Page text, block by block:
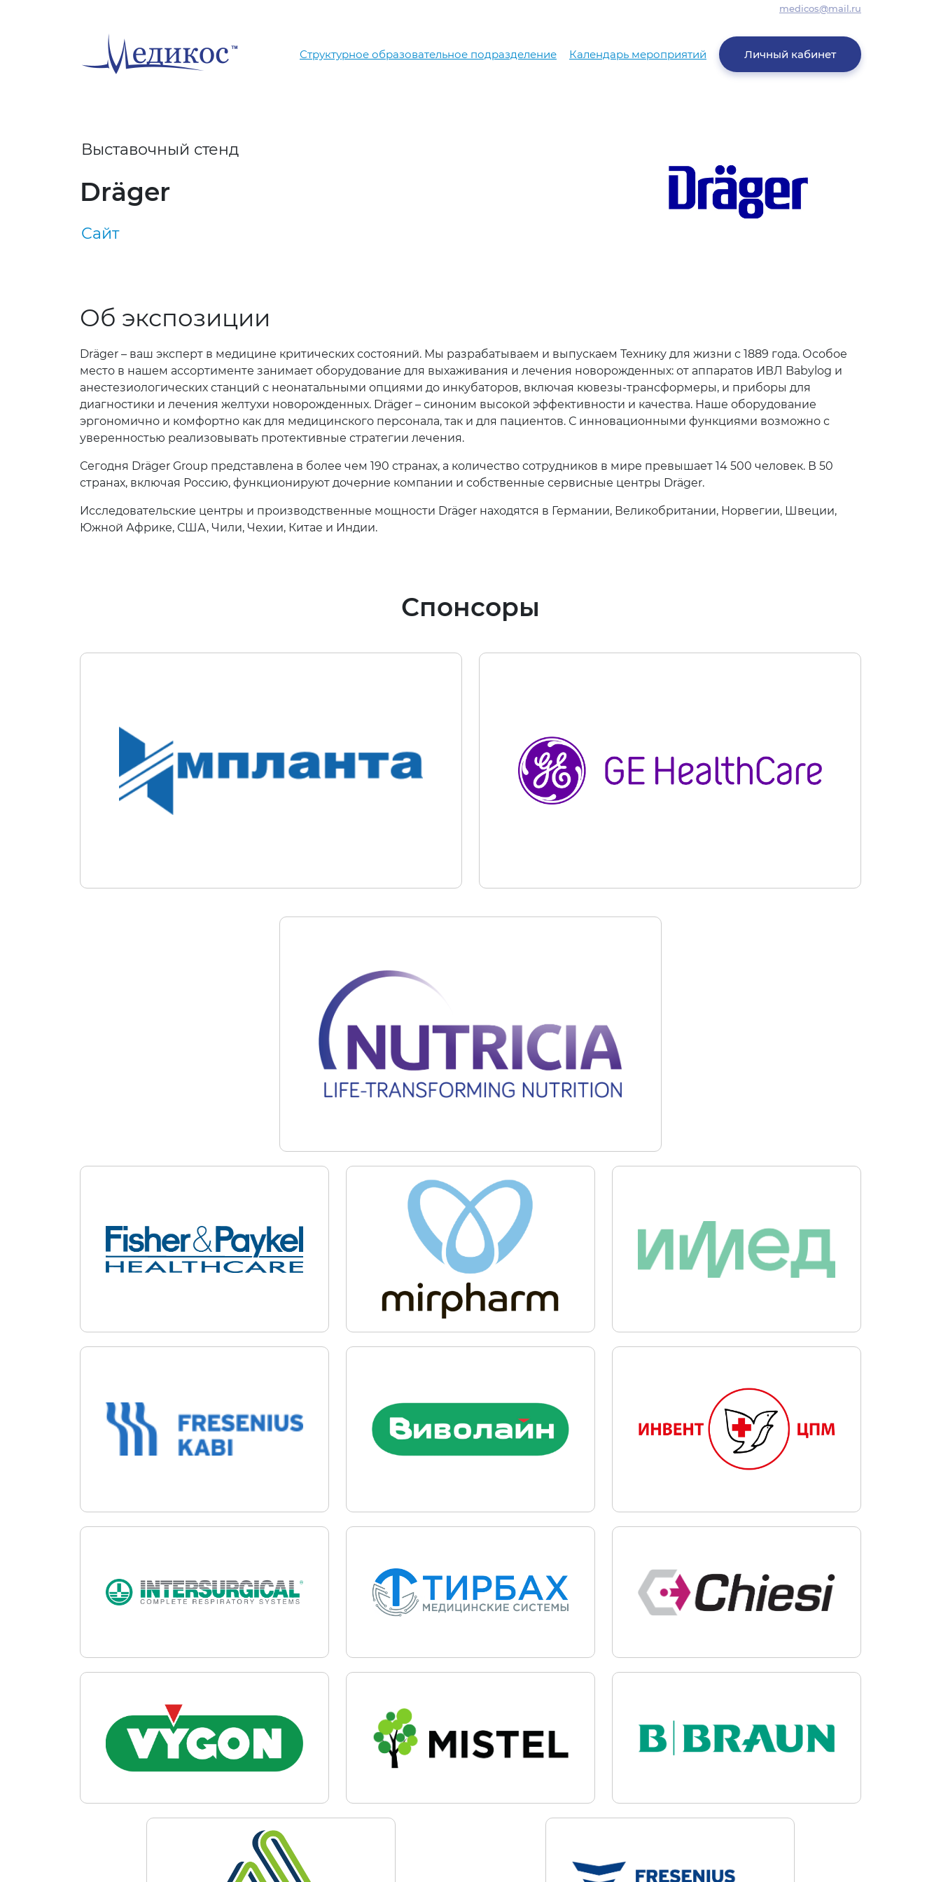
medicos@mail.ru
Структурное образовательное подразделение Календарь мероприятий Личный кабинет
Выставочный стенд
Dräger
Сайт
Об экспозиции
Dräger – ваш эксперт в медицине критических состояний. Мы разрабатываем и выпускаем Технику для жизни с 1889 года. Особое
место в нашем ассортименте занимает оборудование для выхаживания и лечения новорожденных: от аппаратов ИВЛ Babylog и
анестезиологических станций с неонатальными опциями до инкубаторов, включая кювезы-трансформеры, и приборы для
диагностики и лечения желтухи новорожденных. Dräger – синоним высокой эффективности и качества. Наше оборудование
эргономично и комфортно как для медицинского персонала, так и для пациентов. С инновационными функциями возможно с
уверенностью реализовывать протективные стратегии лечения.
Сегодня Dräger Group представлена в более чем 190 странах, а количество сотрудников в мире превышает 14 500 человек. В 50
странах, включая Россию, функционируют дочерние компании и собственные сервисные центры Dräger.
Исследовательские центры и производственные мощности Dräger находятся в Германии, Великобритании, Норвегии, Швеции,
Южной Африке, США, Чили, Чехии, Китае и Индии.
Спонсоры